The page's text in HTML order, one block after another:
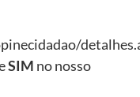
SIM no nosso